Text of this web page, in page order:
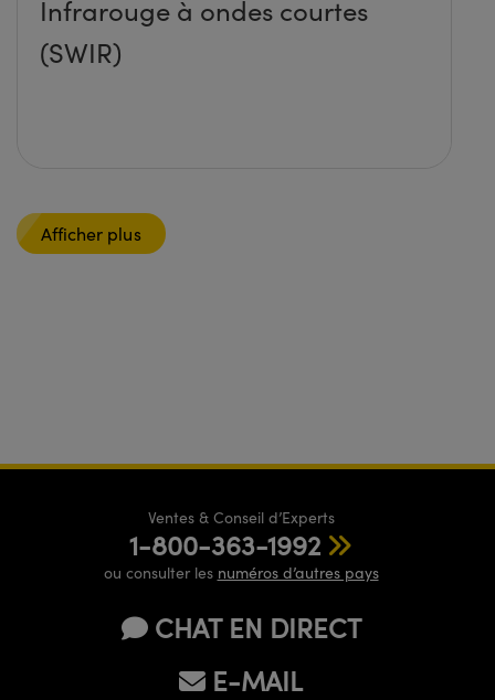
Infrarouge à ondes courtes
(SWIR)
Afficher plus
Ventes & Conseil d’Experts
1-800-363-1992
ou consulter les numéros d’autres pays
CHAT EN DIRECT
E-MAIL